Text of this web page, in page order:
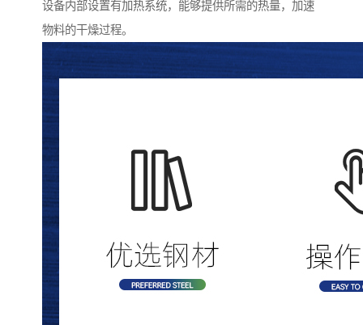
设备内部设置有加热系统，能够提供所需的热量，加速
物料的干燥过程。